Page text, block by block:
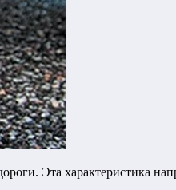
Эта характеристика